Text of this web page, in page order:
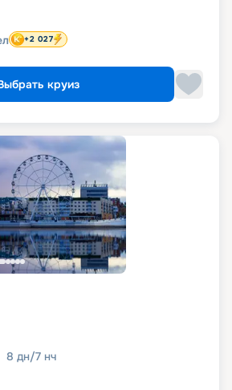
+2 027
круиз
8 дн/7 нч